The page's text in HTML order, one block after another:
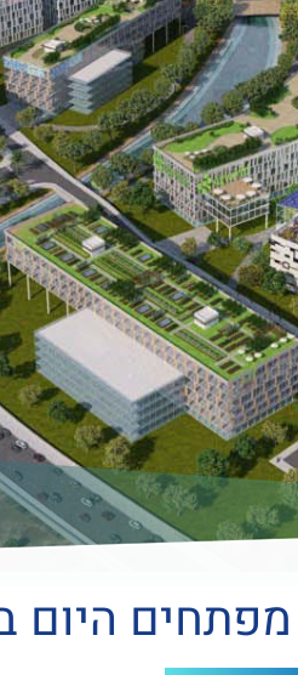
מפתחים היום